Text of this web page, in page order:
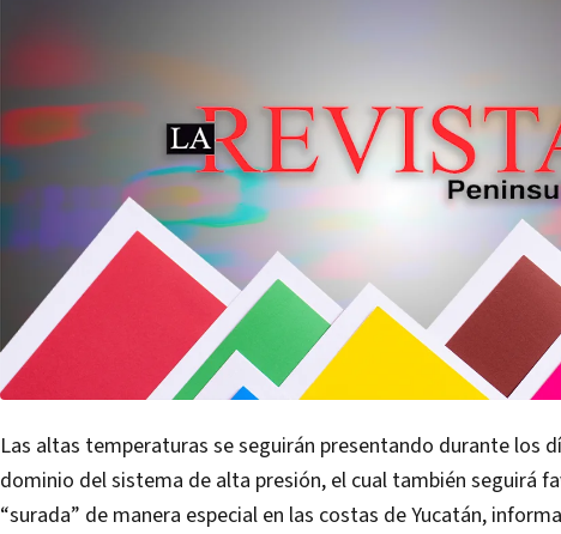
Las altas temperaturas se seguirán presentando durante los
dominio del sistema de alta presión, el cual también seguirá
“surada” de manera especial en las costas de Yucatán,